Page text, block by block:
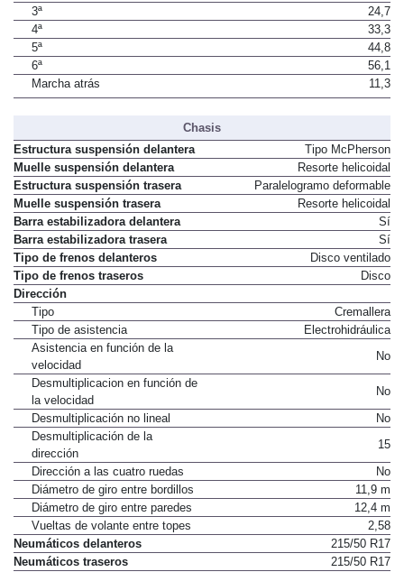
3ª
24,7
4ª
33,3
5ª
44,8
6ª
56,1
Marcha atrás
11,3
Chasis
Estructura suspensión delantera
Tipo McPherson
Muelle suspensión delantera
Resorte helicoidal
Estructura suspensión trasera
Paralelogramo deformable
Muelle suspensión trasera
Resorte helicoidal
Barra estabilizadora delantera
Sí
Barra estabilizadora trasera
Sí
Tipo de frenos delanteros
Disco ventilado
Tipo de frenos traseros
Disco
Dirección
Tipo
Cremallera
Tipo de asistencia
Electrohidráulica
Asistencia en función de la
velocidad
No
Desmultiplicacion en función de
la velocidad
No
Desmultiplicación no lineal
No
Desmultiplicación de la
dirección
15
Dirección a las cuatro ruedas
No
Diámetro de giro entre bordillos
11,9 m
Diámetro de giro entre paredes
12,4 m
Vueltas de volante entre topes
2,58
Neumáticos delanteros
215/50 R17
Neumáticos traseros
215/50 R17